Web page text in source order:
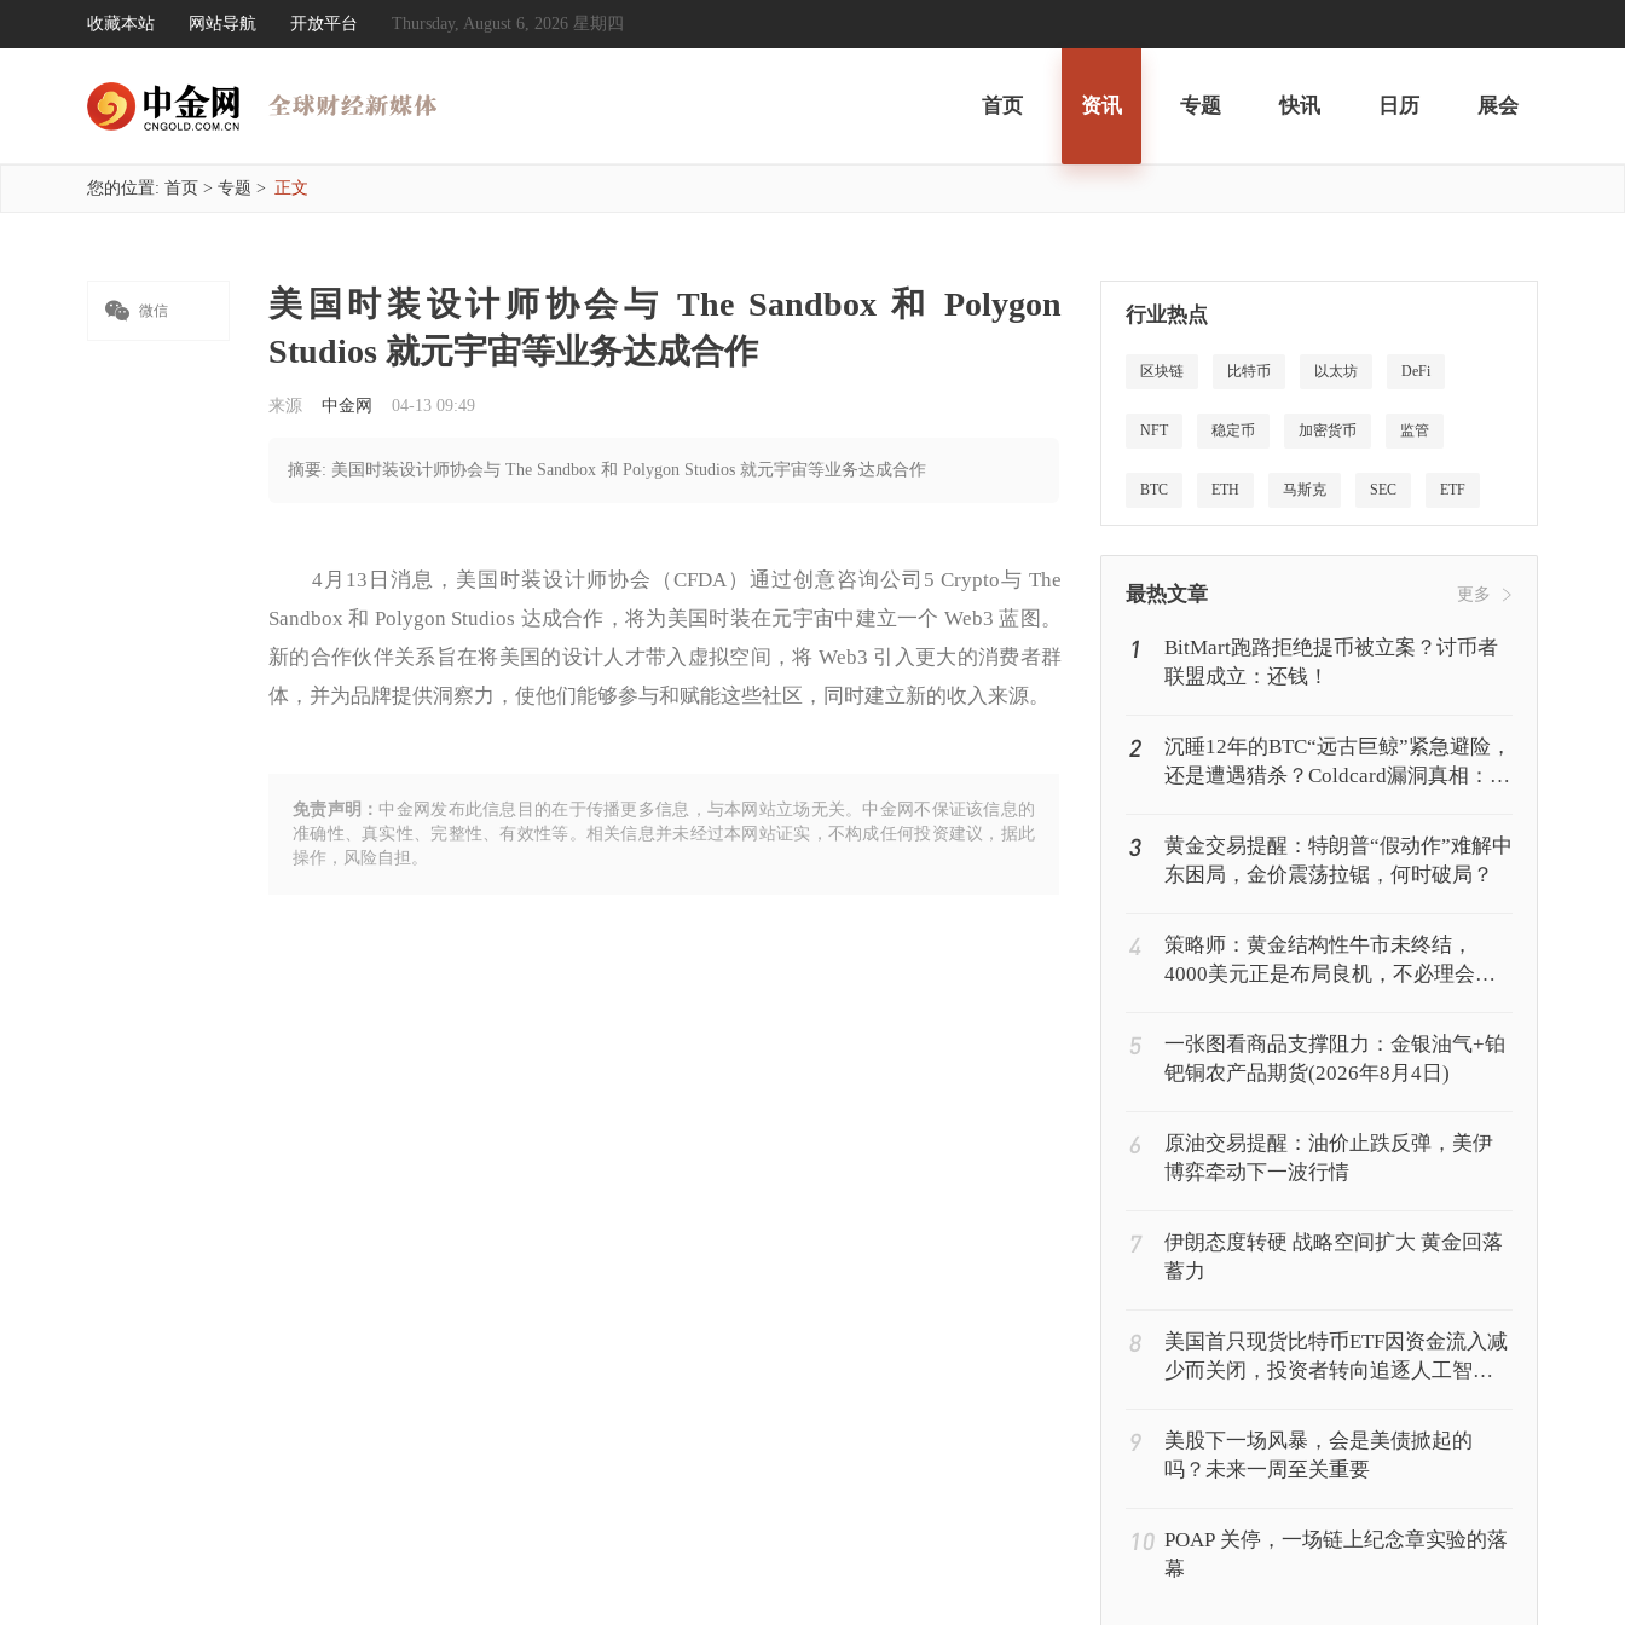
收藏本站 网站导航 开放平台 Thursday, August 6, 2026 星期四
首页 资讯 专题 快讯 日历 展会
您的位置: 首页 > 专题 > 正文
 微信
美国时装设计师协会与 The Sandbox 和 Polygon
Studios 就元宇宙等业务达成合作
来源 中金网 04-13 09:49
摘要: 美国时装设计师协会与 The Sandbox 和 Polygon Studios 就元宇宙等业务达成合作
4月13日消息，美国时装设计师协会（CFDA）通过创意咨询公司5 Crypto与 The
Sandbox 和 Polygon Studios 达成合作，将为美国时装在元宇宙中建立一个 Web3 蓝图。
新的合作伙伴关系旨在将美国的设计人才带入虚拟空间，将 Web3 引入更大的消费者群
体，并为品牌提供洞察力，使他们能够参与和赋能这些社区，同时建立新的收入来源。
免责声明： 中金网发布此信息目的在于传播更多信息，与本网站立场无关。中金网不保证该信息的
准确性、真实性、完整性、有效性等。相关信息并未经过本网站证实，不构成任何投资建议，据此
操作，风险自担。
行业热点
区块链 比特币 以太坊 DeFi
NFT 稳定币 加密货币 监管
BTC ETH 马斯克 SEC ETF
最热文章 更多
1
BitMart跑路拒绝提币被立案？讨币者
联盟成立：还钱！
2
沉睡12年的BTC“远古巨鲸”紧急避险，
还是遭遇猎杀？Coldcard漏洞真相：你
3
黄金交易提醒：特朗普“假动作”难解中
东困局，金价震荡拉锯，何时破局？
4
策略师：黄金结构性牛市未终结，
4000美元正是布局良机，不必理会美
5
一张图看商品支撑阻力：金银油气+铂
钯铜农产品期货(2026年8月4日)
6
原油交易提醒：油价止跌反弹，美伊
博弈牵动下一波行情
7
伊朗态度转硬 战略空间扩大 黄金回落
蓄力
8
美国首只现货比特币ETF因资金流入减
少而关闭，投资者转向追逐人工智能
9
美股下一场风暴，会是美债掀起的
吗？未来一周至关重要
10 POAP 关停，一场链上纪念章实验的落
幕